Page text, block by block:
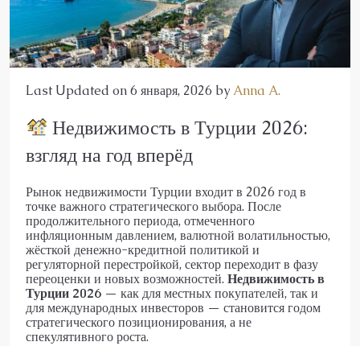
Last Updated on 6 января, 2026 byAnna A.
Недвижимость в Турции 2026:
взгляд на год вперёд
Рынок недвижимости Турции входит в 2026 год в
точке важного стратегического выбора. После
продолжительного периода, отмеченного
инфляционным давлением, валютной волатильностью,
жёсткой денежно-кредитной политикой и
регуляторной перестройкой, сектор переходит в фазу
переоценки и новых возможностей. Недвижимость в
Турции 2026 — как для местных покупателей, так и
для международных инвесторов — становится годом
стратегического позиционирования, а не
спекулятивного роста.